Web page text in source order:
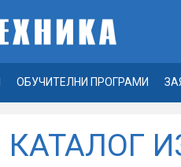
ОБУЧИТЕЛНИ ПРОГРАМИ
КАТАЛОГ